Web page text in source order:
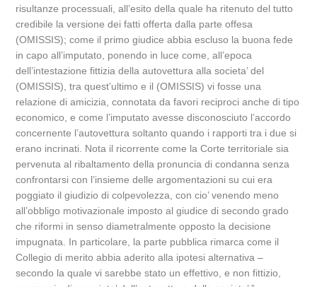
risultanze processuali, all’esito della quale ha ritenuto del tutto
credibile la versione dei fatti offerta dalla parte offesa
(OMISSIS); come il primo giudice abbia escluso la buona fede
in capo all’imputato, ponendo in luce come, all’epoca
dell’intestazione fittizia della autovettura alla societa’ del
(OMISSIS), tra quest’ultimo e il (OMISSIS) vi fosse una
relazione di amicizia, connotata da favori reciproci anche di tipo
economico, e come l’imputato avesse disconosciuto l’accordo
concernente l’autovettura soltanto quando i rapporti tra i due si
erano incrinati. Nota il ricorrente come la Corte territoriale sia
pervenuta al ribaltamento della pronuncia di condanna senza
confrontarsi con l’insieme delle argomentazioni su cui era
poggiato il giudizio di colpevolezza, con cio’ venendo meno
all’obbligo motivazionale imposto al giudice di secondo grado
che riformi in senso diametralmente opposto la decisione
impugnata. In particolare, la parte pubblica rimarca come il
Collegio di merito abbia aderito alla ipotesi alternativa –
secondo la quale vi sarebbe stato un effettivo, e non fittizio,